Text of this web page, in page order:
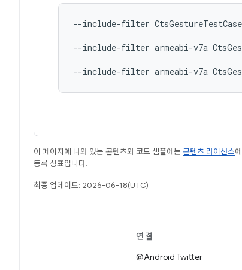
--include-filter
--include-filter armeabi-v7a
--include-filter armeabi-v7a
이 페이지에 나와 있는 콘텐츠와 코드 샘플에는 콘텐츠 라이선스
등록 상표입니다.
최종 업데이트: 2026-06-18(UTC)
연결
@Android Twitter